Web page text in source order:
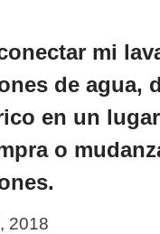
mi
de agua,
en un
o
2018